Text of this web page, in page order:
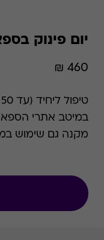
יום פינוק
460 ₪
מקנה גם שימוש